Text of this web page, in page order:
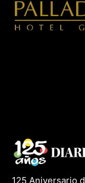
125 Aniversario